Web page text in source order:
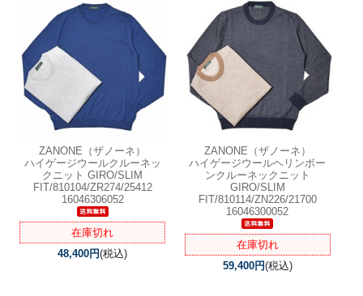
ZANONE（ザノーネ）
ハイゲージウールクルーネッ
クニット GIRO/SLIM
FIT/810104/ZR274/25412
16046306052
在庫切れ
48,400円(税込)
ZANONE（ザノーネ）
ハイゲージウールヘリンボー
ンクルーネックニット
GIRO/SLIM
FIT/810114/ZN226/21700
16046300052
在庫切れ
59,400円(税込)